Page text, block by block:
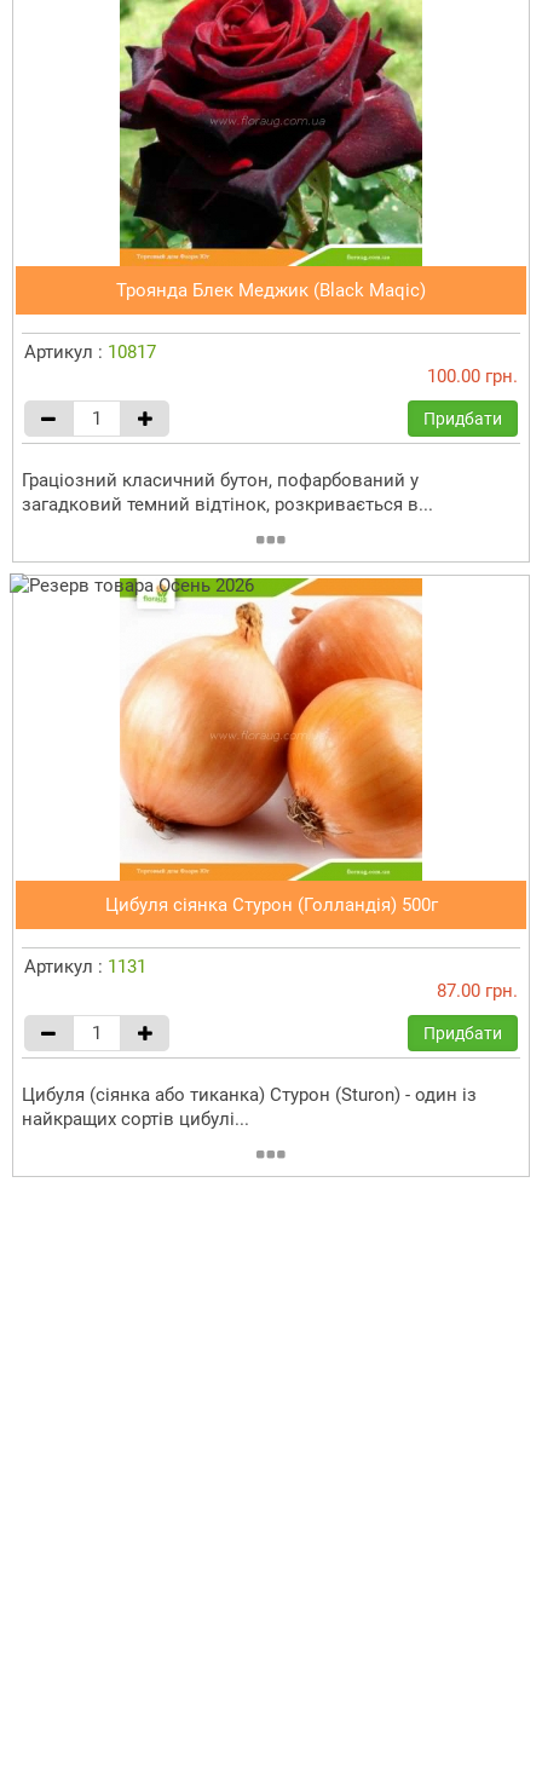
Троянда Блек Меджик (Black Maqic)
Артикул : 10817
100.00 грн.
Придбати
Граціозний класичний бутон, пофарбований у
загадковий темний відтінок, розкривається в...
Цибуля сіянка Стурон (Голландія) 500г
Артикул : 1131
87.00 грн.
Придбати
Цибуля (сіянка або тиканка) Стурон (Sturon) - один із
найкращих сортів цибулі...